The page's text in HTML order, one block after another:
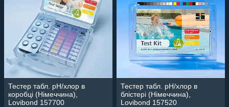
Тестер табл. рН/хлор в
коробці (Німеччина),
Lovibond 157700
Тестер табл. рН/хлор в
блістері (Німеччина),
Lovibond 157520